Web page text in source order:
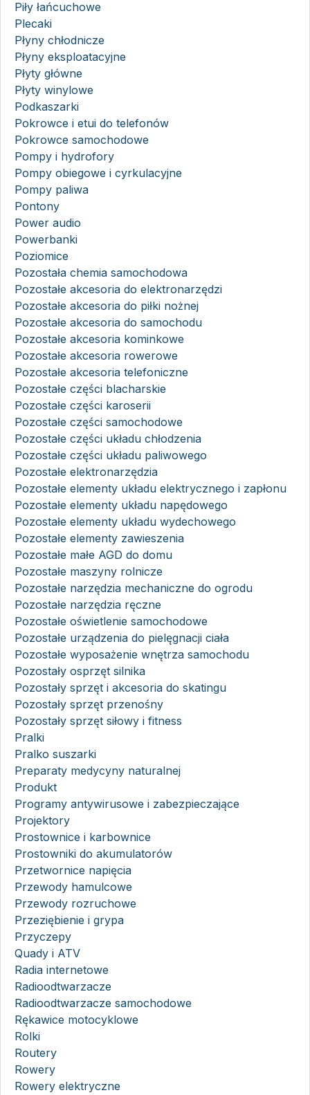
Piły łańcuchowe
Plecaki
Płyny chłodnicze
Płyny eksploatacyjne
Płyty główne
Płyty winylowe
Podkaszarki
Pokrowce i etui do telefonów
Pokrowce samochodowe
Pompy i hydrofory
Pompy obiegowe i cyrkulacyjne
Pompy paliwa
Pontony
Power audio
Powerbanki
Poziomice
Pozostała chemia samochodowa
Pozostałe akcesoria do elektronarzędzi
Pozostałe akcesoria do piłki nożnej
Pozostałe akcesoria do samochodu
Pozostałe akcesoria kominkowe
Pozostałe akcesoria rowerowe
Pozostałe akcesoria telefoniczne
Pozostałe części blacharskie
Pozostałe części karoserii
Pozostałe części samochodowe
Pozostałe części układu chłodzenia
Pozostałe części układu paliwowego
Pozostałe elektronarzędzia
Pozostałe elementy układu elektrycznego i zapłonu
Pozostałe elementy układu napędowego
Pozostałe elementy układu wydechowego
Pozostałe elementy zawieszenia
Pozostałe małe AGD do domu
Pozostałe maszyny rolnicze
Pozostałe narzędzia mechaniczne do ogrodu
Pozostałe narzędzia ręczne
Pozostałe oświetlenie samochodowe
Pozostałe urządzenia do pielęgnacji ciała
Pozostałe wyposażenie wnętrza samochodu
Pozostały osprzęt silnika
Pozostały sprzęt i akcesoria do skatingu
Pozostały sprzęt przenośny
Pozostały sprzęt siłowy i fitness
Pralki
Pralko suszarki
Preparaty medycyny naturalnej
Produkt
Programy antywirusowe i zabezpieczające
Projektory
Prostownice i karbownice
Prostowniki do akumulatorów
Przetwornice napięcia
Przewody hamulcowe
Przewody rozruchowe
Przeziębienie i grypa
Przyczepy
Quady i ATV
Radia internetowe
Radioodtwarzacze
Radioodtwarzacze samochodowe
Rękawice motocyklowe
Rolki
Routery
Rowery
Rowery elektryczne